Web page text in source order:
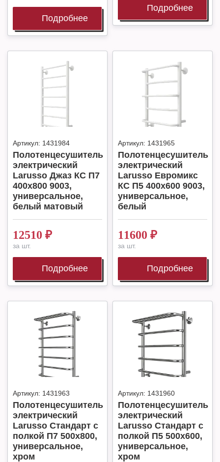
Подробнее
Подробнее
Артикул: 1431984
Полотенцесушитель
электрический
Larusso Джаз КС П7
400х800 9003,
универсальное,
белый матовый
12510 ₽
за шт.
Подробнее
Артикул: 1431965
Полотенцесушитель
электрический
Larusso Евромикс
КС П5 400х600 9003,
универсальное,
белый
11600 ₽
за шт.
Подробнее
Артикул: 1431963
Полотенцесушитель
электрический
Larusso Стандарт с
полкой П7 500х800,
универсальное,
хром
Артикул: 1431960
Полотенцесушитель
электрический
Larusso Стандарт с
полкой П5 500х600,
универсальное,
хром